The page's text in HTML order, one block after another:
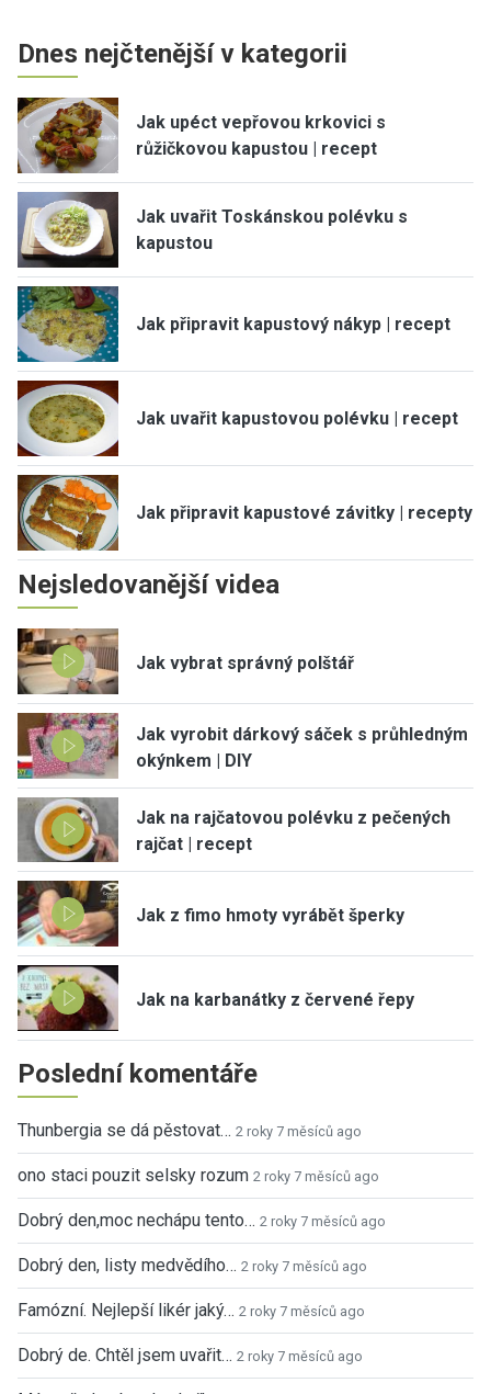
Dnes nejčtenější v kategorii
Jak upéct vepřovou krkovici s
růžičkovou kapustou | recept
Jak uvařit Toskánskou polévku s
kapustou
Jak připravit kapustový nákyp | recept
Jak uvařit kapustovou polévku | recept
Jak připravit kapustové závitky | recepty
Nejsledovanější videa
Jak vybrat správný polštář
Jak vyrobit dárkový sáček s průhledným
okýnkem | DIY
Jak na rajčatovou polévku z pečených
rajčat | recept
Jak z fimo hmoty vyrábět šperky
Jak na karbanátky z červené řepy
Poslední komentáře
Thunbergia se dá pěstovat… 2 roky 7 měsíců ago
ono staci pouzit selsky rozum 2 roky 7 měsíců ago
Dobrý den,moc nechápu tento… 2 roky 7 měsíců ago
Dobrý den, listy medvědího… 2 roky 7 měsíců ago
Famózní. Nejlepší likér jaký… 2 roky 7 měsíců ago
Dobrý de. Chtěl jsem uvařit… 2 roky 7 měsíců ago